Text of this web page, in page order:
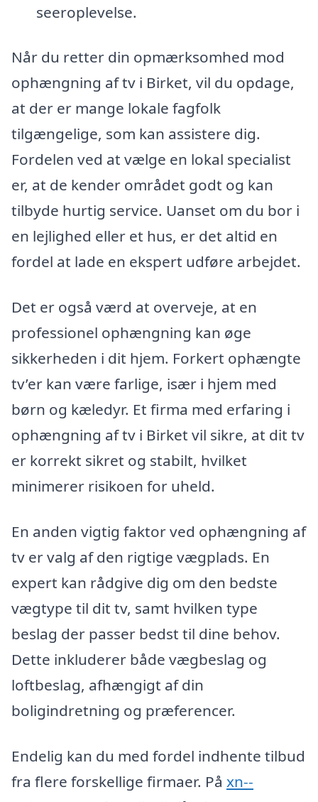
seeroplevelse.
Når du retter din opmærksomhed mod
ophængning af tv i Birket, vil du opdage,
at der er mange lokale fagfolk
tilgængelige, som kan assistere dig.
Fordelen ved at vælge en lokal specialist
er, at de kender området godt og kan
tilbyde hurtig service. Uanset om du bor i
en lejlighed eller et hus, er det altid en
fordel at lade en ekspert udføre arbejdet.
Det er også værd at overveje, at en
professionel ophængning kan øge
sikkerheden i dit hjem. Forkert ophængte
tv’er kan være farlige, især i hjem med
børn og kæledyr. Et firma med erfaring i
ophængning af tv i Birket vil sikre, at dit tv
er korrekt sikret og stabilt, hvilket
minimerer risikoen for uheld.
En anden vigtig faktor ved ophængning af
tv er valg af den rigtige vægplads. En
expert kan rådgive dig om den bedste
vægtype til dit tv, samt hvilken type
beslag der passer bedst til dine behov.
Dette inkluderer både vægbeslag og
loftbeslag, afhængigt af din
boligindretning og præferencer.
Endelig kan du med fordel indhente tilbud
fra flere forskellige firmaer. På xn--